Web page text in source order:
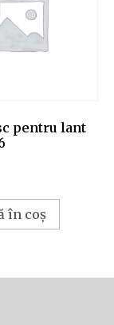
pentru lant
în coș